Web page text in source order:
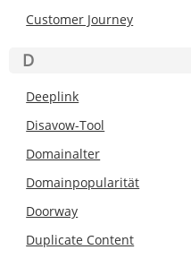
Customer Journey
D
Deeplink
Disavow-Tool
Domainalter
Domainpopularität
Doorway
Duplicate Content